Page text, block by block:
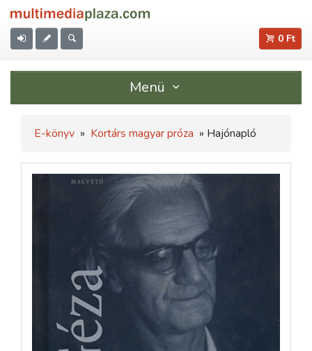
0 Ft
Menü
E-könyv » Kortárs magyar próza » Hajónapló